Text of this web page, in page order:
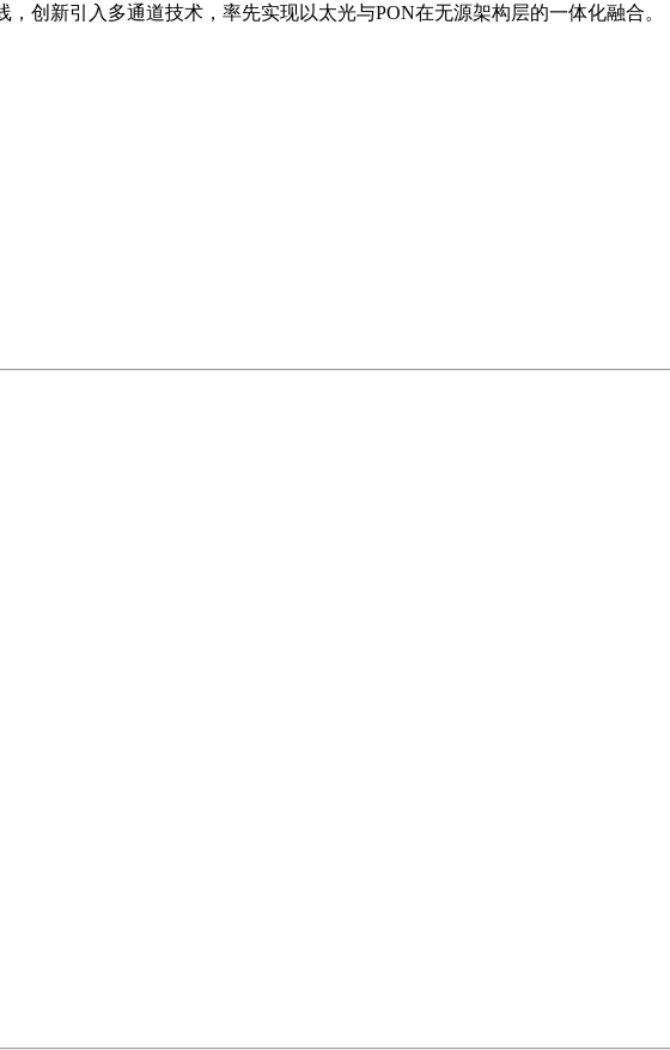
，创新引入多通道技术，率先实现以太光与PON在无源架构层的一体化融合。